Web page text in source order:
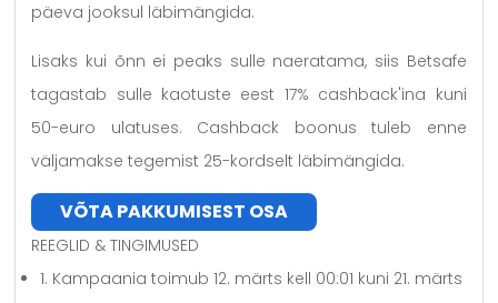
päeva jooksul läbimängida.
Lisaks kui õnn ei peaks sulle naeratama, siis Betsafe
tagastab sulle kaotuste eest 17% cashback'ina kuni
50-euro ulatuses. Cashback boonus tuleb enne
väljamakse tegemist 25-kordselt läbimängida.
VÕTA PAKKUMISEST OSA
REEGLID & TINGIMUSED
1. Kampaania toimub 12. märts kell 00:01 kuni 21. märts